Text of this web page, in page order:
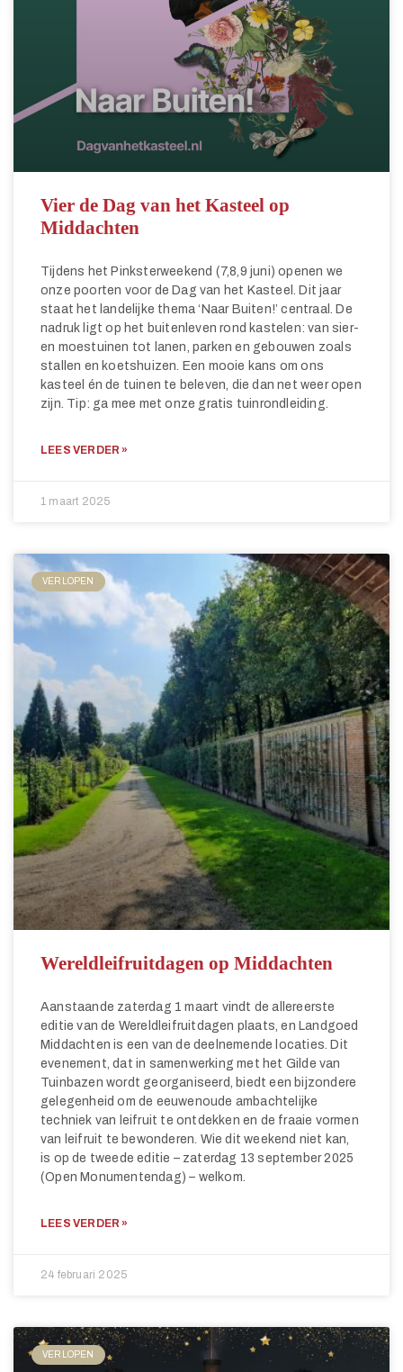
Vier de Dag van het Kasteel op
Middachten
Tijdens het Pinksterweekend (7,8,9 juni) openen we
onze poorten voor de Dag van het Kasteel. Dit jaar
staat het landelijke thema ‘Naar Buiten!’ centraal. De
nadruk ligt op het buitenleven rond kastelen: van sier-
en moestuinen tot lanen, parken en gebouwen zoals
stallen en koetshuizen. Een mooie kans om ons
kasteel én de tuinen te beleven, die dan net weer open
zijn. Tip: ga mee met onze gratis tuinrondleiding.
LEES VERDER »
1 maart 2025
VERLOPEN
Wereldleifruitdagen op Middachten
Aanstaande zaterdag 1 maart vindt de allereerste
editie van de Wereldleifruitdagen plaats, en Landgoed
Middachten is een van de deelnemende locaties. Dit
evenement, dat in samenwerking met het Gilde van
Tuinbazen wordt georganiseerd, biedt een bijzondere
gelegenheid om de eeuwenoude ambachtelijke
techniek van leifruit te ontdekken en de fraaie vormen
van leifruit te bewonderen. Wie dit weekend niet kan,
is op de tweede editie – zaterdag 13 september 2025
(Open Monumentendag) – welkom.
LEES VERDER »
24 februari 2025
VERLOPEN